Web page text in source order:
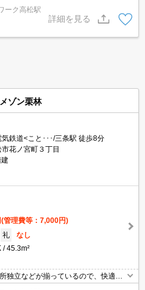
でカラッと乾かせて安心です。セキ
TVインターホンなどを設置している
。バスルームとトイレが分かれてい
ーク高松駅
詳細を見る
ゾン栗林
鉄道<こと･･･/三条駅 徒歩8分
花ノ宮町３丁目
(管理費等：7,000円)
礼
なし
45.3m²
独立などが揃っているので、快適に